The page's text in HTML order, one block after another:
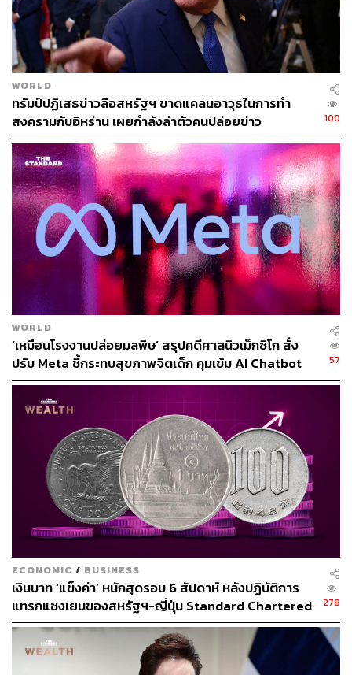
งานจากการนำระบบ Automation มาใช้มากขึ้น
เมื่อวันที่ 3 ตุลาคม คนงานและผู้ประกอบการท่าเรือได้บรรลุ
ข้อตกลงเบื้องต้นที่ยุติการนัดหยุดงาน 3 วันในทันที และพวก
เขาจะขยายสัญญาหลักจนถึงวันที่ 15 มกราคม 2568 ใน
ระหว่างกลับไปเจรจาในทุกประเด็น ยอดขายของ TU ผ่าน
ทางท่าเรือบริเวณชายฝั่งตะวันออกของสหรัฐฯ คิดเป็น 35%
ของยอดขายในสหรัฐฯ (หรือ 15% ของยอดขายรวม)
นับถึงปัจจุบัน TU ยังไม่ได้รับผลกระทบจากเหตุการณ์นี้ ทั้งนี้
ในอนาคตหากการประท้วงกลับมาหรือยืดเยื้อ อาจส่งผลกระ
ทบต่อการรับรู้ยอดขายของ TU จากความล่าช้าในการใช้
ระยะเวลาขนส่งที่นานขึ้นจากการปรับเปลี่ยนเส้นทางการ
ขนส่งจากท่าเรือบริเวณชายฝั่งตะวันออกของสหรัฐฯ ไปใช้
ท่าเรือบริเวณชายฝั่งตะวันตกแทน ขณะที่ผลกระทบจากอัตรา
ค่าระวางขนส่งที่สูงขึ้นมีจำกัด (70% ของยอดขาย TU อยู่ใน
เงื่อนไข FOB)
กระทบอย่างไร:
ในช่วง 1 เดือนที่ผ่านมา ราคาหุ้น TU ปรับลง 3.90% อยู่ที่
15.00 บาท ขณะที่ SET Index ปรับขึ้น 6.58% อยู่ที่ 1,442.73
แนวโน้มผลประกอบการระยะสั้น:
InnovestX Research คาดว่ากำไรปกติ 4Q67 จะอยู่ในระดับ
ทรงตัว QoQ จากปัจจัยฤดูกาล แต่จะเพิ่มขึ้น YoY จากยอด
ขายและมาร์จิ้นของธุรกิจอาหารทะเลแปรรูปและธุรกิจ
อาหารสัตว์เลี้ยงที่ดีขึ้น และส่วนแบ่งกำไรจากเงินลงทุนที่สูง
ขึ้นเพราะไม่มีผลขาดทุนจาก Red Lobster (เทียบกับส่วนแบ่ง
ขาดทุน 552 ล้านบาท และผลขาดทุนสุทธิ 249 ล้านบาท ใน
4Q66)
WORLD
ทรัมป์ปฏิเสธข่าวลือสหรัฐฯ ขาดแคลนอาวุธในการทำ
สงครามกับอิหร่าน เผยกำลังล่าตัวคนปล่อยข่าว
100
WORLD
‘เหมือนโรงงานปล่อยมลพิษ’ สรุปคดีศาลนิวเม็กซิโก สั่ง
ปรับ Meta ชี้กระทบสุขภาพจิตเด็ก คุมเข้ม AI Chatbot
57
ECONOMIC / BUSINESS
เงินบาท ‘แข็งค่า’ หนักสุดรอบ 6 สัปดาห์ หลังปฏิบัติการ
แทรกแซงเยนของสหรัฐฯ-ญี่ปุ่น Standard Chartered
เปิดเป้าสิ้นปีนี้จ่อแข็งต่อแตะ 32.50 บาทต่อดอลลาร์
278